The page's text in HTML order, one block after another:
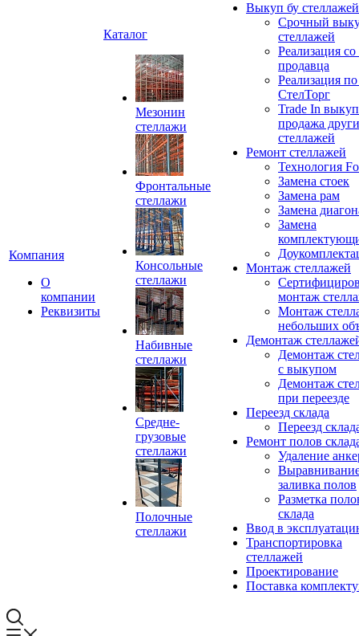
Компания
О
компании
Реквизиты
Каталог
Мезонин
стеллажи
Фронтальные
стеллажи
Консольные
стеллажи
Набивные
стеллажи
Средне-
грузовые
стеллажи
Полочные
стеллажи
Выкуп бу стеллажей
Срочный
стеллажей
Реализация со
продавца
Реализация
СтелТорг
Trade In
продажа
стеллажей
Ремонт стеллажей
Технология
Замена стоек
Замена рам
Замена
Замена
Монтаж стеллажей
монтаж
Монтаж
небольших
Демонтаж
Демонтаж
с выкупом
Демонтаж
при переезде
Переезд склада
Переезд
Ремонт полов
Удаление
заливка полов
Разметка
склада
Ввод в
Транспортировка
стеллажей
Проектирование
Поставка